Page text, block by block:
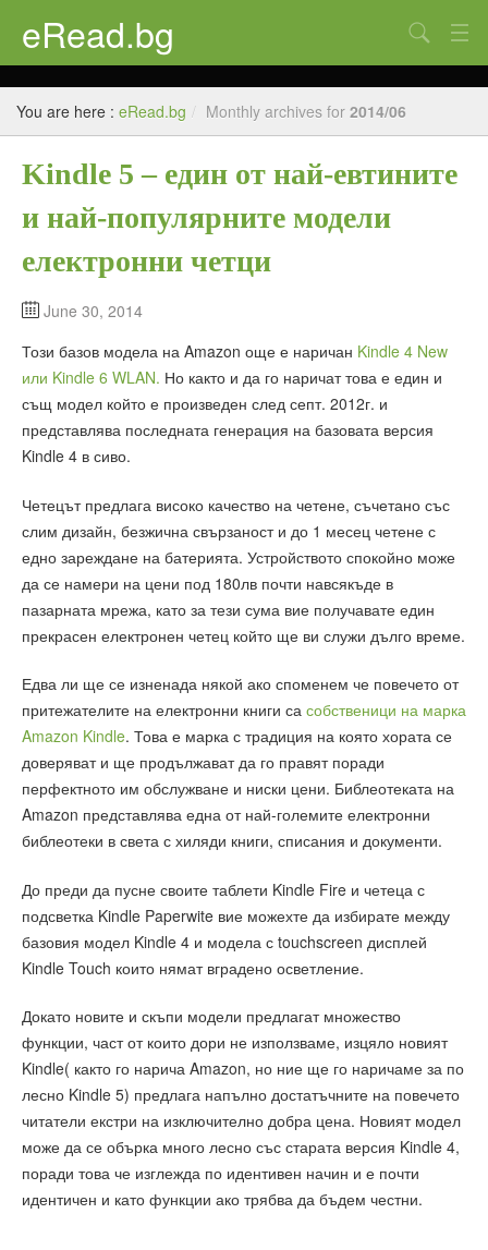
eRead.bg
Начало
Online магазин
Новини
Полезно
Галерия
Блог
Контакти
Search
You are here : eRead.bg / Monthly archives for 2014/06
Kindle 5 – един от най-евтините
и най-популярните модели
електронни четци
June 30, 2014
Този базов модела на Amazon още е наричан Kindle 4 New
или Kindle 6 WLAN. Но както и да го наричат това е един и
същ модел който е произведен след септ. 2012г. и
представлява последната генерация на базовата версия
Kindle 4 в сиво.
Четецът предлага високо качество на четене, съчетано със
слим дизайн, безжична свързаност и до 1 месец четене с
едно зареждане на батерията. Устройството спокойно може
да се намери на цени под 180лв почти навсякъде в
пазарната мрежа, като за тези сума вие получавате един
прекрасен електронен четец който ще ви служи дълго време.
Едва ли ще се изненада някой ако споменем че повечето от
притежателите на електронни книги са собственици на марка
Amazon Kindle. Това е марка с традиция на която хората се
доверяват и ще продължават да го правят поради
перфектното им обслужване и ниски цени. Библеотеката на
Amazon представлява една от най-големите електронни
библеотеки в света с хиляди книги, списания и документи.
До преди да пусне своите таблети Kindle Fire и четеца с
подсветка Kindle Paperwite вие можехте да избирате между
базовия модел Kindle 4 и модела с touchscreen дисплей
Kindle Touch които нямат вградено осветление.
Докато новите и скъпи модели предлагат множество
функции, част от които дори не използваме, изцяло новият
Kindle( както го нарича Amazon, но ние ще го наричаме за по
лесно Kindle 5) предлага напълно достатъчните на повечето
читатели екстри на изключително добра цена. Новият модел
може да се обърка много лесно със старата версия Kindle 4,
поради това че изглежда по идентивен начин и е почти
идентичен и като функции ако трябва да бъдем честни.